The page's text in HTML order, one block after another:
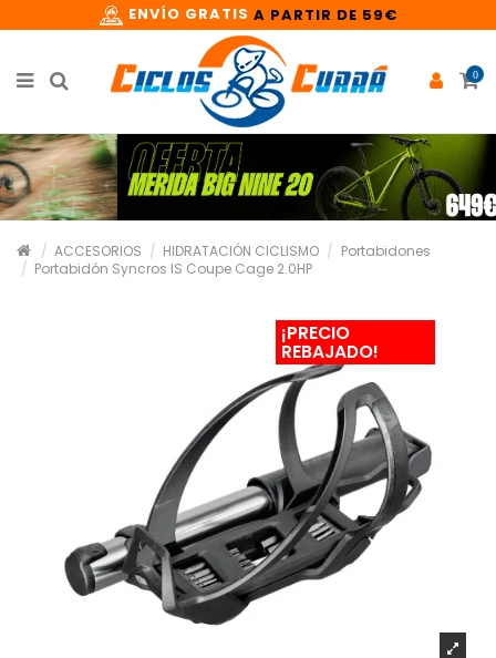
ENVÍO GRATIS A PARTIR DE 59€
0
ACCESORIOS HIDRATACIÓN CICLISMO
Portabidones
Portabidón Syncros IS Coupe Cage 2.0HP
¡PRECIO
REBAJADO!